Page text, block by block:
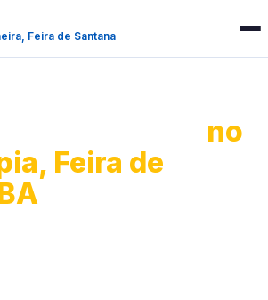
Feira de Santana
no
Feira de